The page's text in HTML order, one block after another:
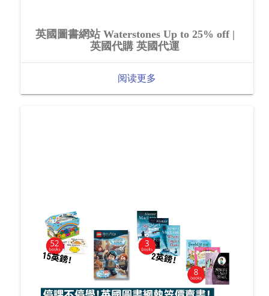
英國圖書網站 Waterstones Up to 25% off |
英國代購 英國代運
阅读更多